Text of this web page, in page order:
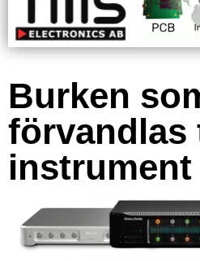
Burken
förvandlas
instrument